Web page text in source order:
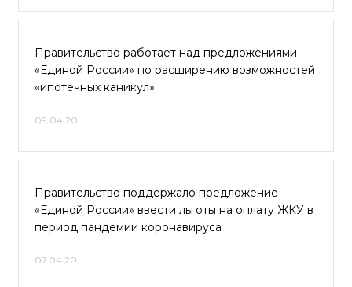
Правительство работает над предложениями
«Единой России» по расширению возможностей
«ипотечных каникул»
09.04.20
Правительство поддержало предложение
«Единой России» ввести льготы на оплату ЖКУ в
период пандемии коронавируса
07.04.20